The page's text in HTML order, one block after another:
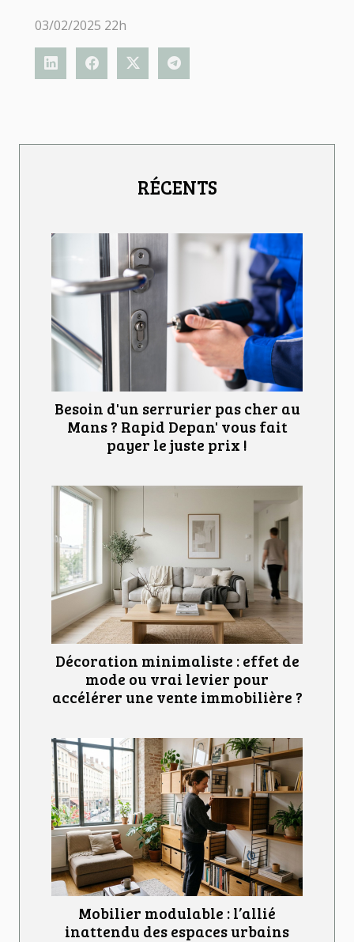
RÉCENTS
Besoin d'un serrurier pas cher au
Mans ? Rapid Depan' vous fait
payer le juste prix !
Décoration minimaliste : effet de
mode ou vrai levier pour
accélérer une vente immobilière ?
Mobilier modulable : l’allié
inattendu des espaces urbains
03/02/2025 22h